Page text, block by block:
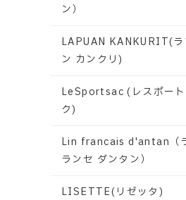
ン）
LAPUAN KANKURIT(ラ
ン カンクリ)
LeSportsac (レスポート
ク)
Lin francais d'antan（
ランセ ダンタン）
LISETTE(リゼッタ)